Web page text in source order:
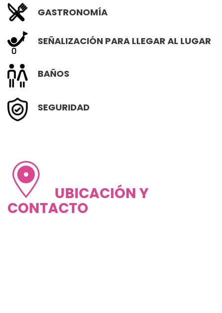
GASTRONOMÍA
SEÑALIZACIÓN PARA LLEGAR AL LUGAR
BAÑOS
SEGURIDAD
UBICACIÓN Y
CONTACTO